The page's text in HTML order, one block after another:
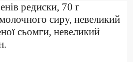
редиски, 70 г
сиру, невеликий
сьомги, невеликий